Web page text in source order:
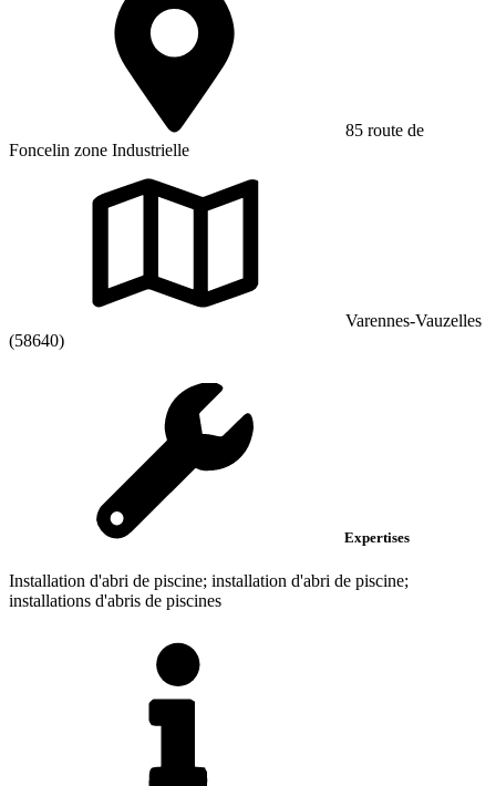
85 route de
Foncelin zone Industrielle
Varennes-Vauzelles
(58640)
Expertises
Installation d'abri de piscine; installation d'abri de piscine;
installations d'abris de piscines